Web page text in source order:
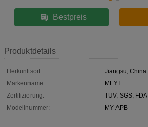
Bestpreis
Produktdetails
Herkunftsort:
Jiangsu, China
Markenname:
MEYI
Zertifizierung:
TUV, SGS, FDA
Modellnummer:
MY-APB